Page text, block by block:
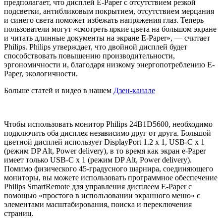
предполагает, что дисплей E-Paper с отсутствием резкой
подсветки, антибликовым покрытием, отсутствием мерцания
и синего света поможет избежать напряжения глаз. Теперь
пользователи могут «смотреть яркие цвета на большом экране
и читать длинные документы на экране E-Paper», — считает
Philips. Philips утверждает, что двойной дисплей будет
способствовать повышению производительности,
эргономичности и, благодаря низкому энергопотреблению E-
Paper, экологичности.
Больше статей и видео в нашем Дзен-канале
Чтобы использовать монитор Philips 24B1D5600, необходимо
подключить оба дисплея независимо друг от друга. Большой
цветной дисплей использует DisplayPort 1.2 x 1, USB-C x 1
(режим DP Alt, Power delivery), в то время как экран e-Paper
имеет только USB-C x 1 (режим DP Alt, Power delivery).
Помимо физического 45-градусного шарнира, соединяющего
мониторы, вы можете использовать программное обеспечение
Philips SmartRemote для управления дисплеем E-Paper с
помощью «простого в использовании экранного меню» с
элементами масштабирования, поиска и переключения
страниц.